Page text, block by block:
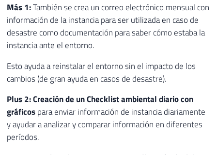
Más 1:También se crea un correo electrónico mensual con
información de la instancia para ser utilizada en caso de
desastre como documentación para saber cómo estaba la
instancia ante el entorno.
Esto ayuda a reinstalar el entorno sin el impacto de los
cambios (de gran ayuda en casos de desastre).
Plus 2: Creación de un Checklist ambiental diario con
gráficospara enviar información de instancia diariamente
y ayudar a analizar y comparar información en diferentes
períodos.